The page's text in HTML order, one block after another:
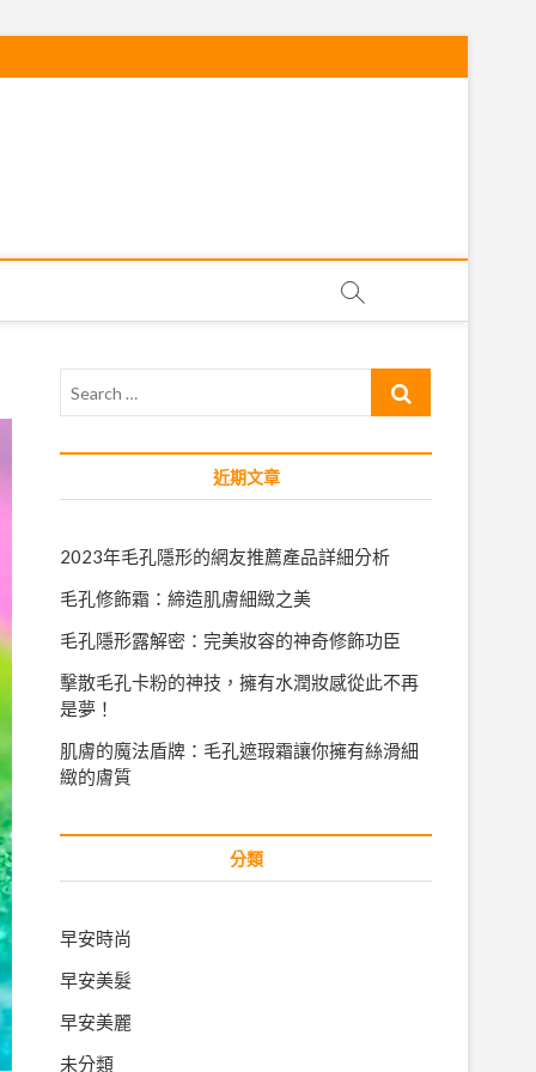
Search
近期文章
2023年毛孔隱形的網友推薦產品詳細分析
毛孔修飾霜：締造肌膚細緻之美
毛孔隱形露解密：完美妝容的神奇修飾功臣
擊散毛孔卡粉的神技，擁有水潤妝感從此不再
是夢！
肌膚的魔法盾牌：毛孔遮瑕霜讓你擁有絲滑細
緻的膚質
分類
早安時尚
早安美髮
早安美麗
未分類